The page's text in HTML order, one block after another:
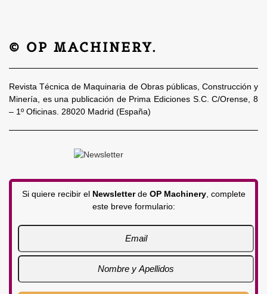
© OP MACHINERY.
Revista Técnica de Maquinaria de Obras públicas, Construcción y
Minería, es una publicación de Prima Ediciones S.C. C/Orense, 8
– 1º Oficinas. 28020 Madrid (España)
Si quiere recibir el Newsletterde OP Machinery, complete
este breve formulario: